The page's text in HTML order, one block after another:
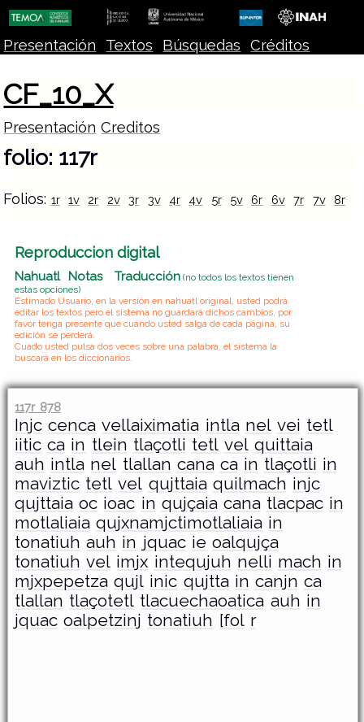
Presentación Textos Búsquedas Créditos
CF_10_X
Presentación Creditos
folio: 117r
Folios: 1r 1v 2r 2v 3r 3v 4r 4v 5r 5v 6r 6v 7r 7v 8r
Reproduccion digital
Nahuatl Notas Traducción(no todos los textos tienen
estas opciones)
Estimado Usuario, en la versión en nahuatl original, usted podrá
editar los textos pero el sistema no guardará dichos cambios, por
favor tenga presente que cuando usted salga de cada página, su
edición se perderá.
Cuado usted pulsa dos veces sobre una palabra, el sistema la
buscará en los diccionarios.
117r 878
Injc cenca vellaiximatia intla nel vei tetl
iitic ca in tlein tlaçotli tetl vel quittaia
auh intla nel tlallan cana ca in tlaçotli in
maviztic tetl vel qujttaia quilmach injc
qujttaia oc ioac in qujçaia cana tlacpac in
motlaliaia qujxnamjctimotlaliaia in
tonatiuh auh in jquac ie oalqujça
tonatiuh vel imjx intequjuh nelli mach in
mjxpepetza qujl inic qujtta in canjn ca
tlallan tlaçotetl tlacuechaoatica auh in
jquac oalpetzinj tonatiuh [fol r